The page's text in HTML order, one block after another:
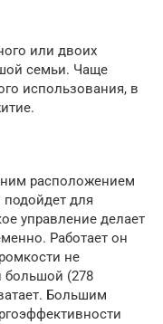
или двоих
семьи. Чаще
использования, в
расположением
для
управление делает
Работает он
не
(278
Большим